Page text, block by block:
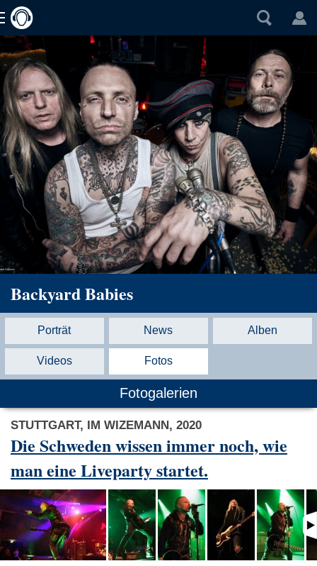
Backyard Babies
Porträt News Alben
Videos Fotos
Fotogalerien
STUTTGART, IM WIZEMANN, 2020
Die Schweden wissen immer noch, wie
man eine Liveparty startet.